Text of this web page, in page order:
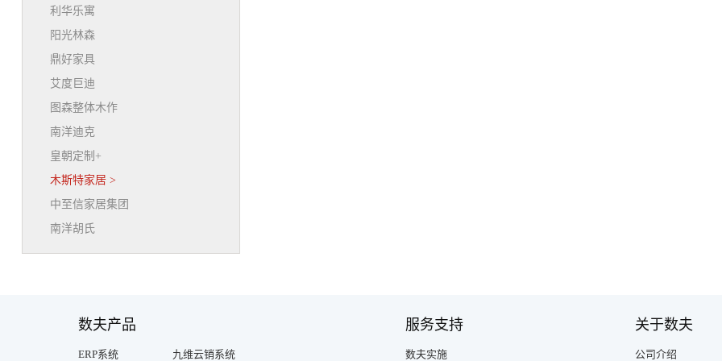
利华乐寓
阳光林森
鼎好家具
艾度巨迪
图森整体木作
南洋迪克
皇朝定制+
木斯特家居 >
中至信家居集团
南洋胡氏
数夫产品
ERP系统 九维云销系统
服务支持
数夫实施
关于数夫
公司介绍